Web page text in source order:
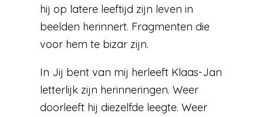
hij op latere leeftijd zijn leven in
beelden herinnert. Fragmenten die
voor hem te bizar zijn.
In Jij bent van mij herleeft Klaas-Jan
letterlijk zijn herinneringen. Weer
doorleeft hij diezelfde leegte. Weer